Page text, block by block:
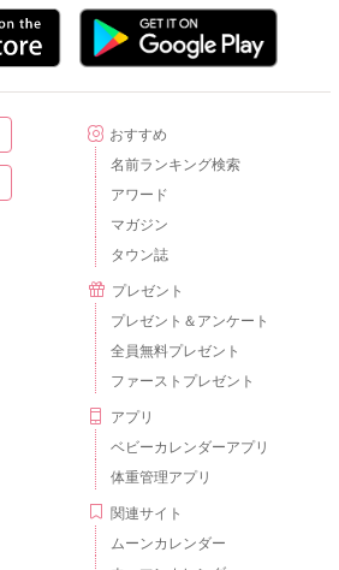
おすすめ
名前ランキング検索
アワード
マガジン
タウン誌
プレゼント
プレゼント＆アンケート
全員無料プレゼント
ファーストプレゼント
アプリ
ベビーカレンダーアプリ
体重管理アプリ
関連サイト
ムーンカレンダー